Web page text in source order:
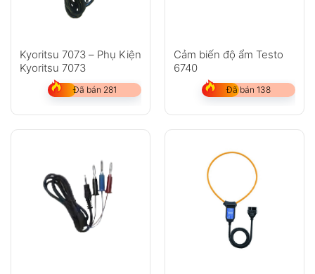
Kyoritsu 7073 – Phụ Kiện
Kyoritsu 7073
Đã bán 281
Cảm biến độ ẩm Testo
6740
Đã bán 138